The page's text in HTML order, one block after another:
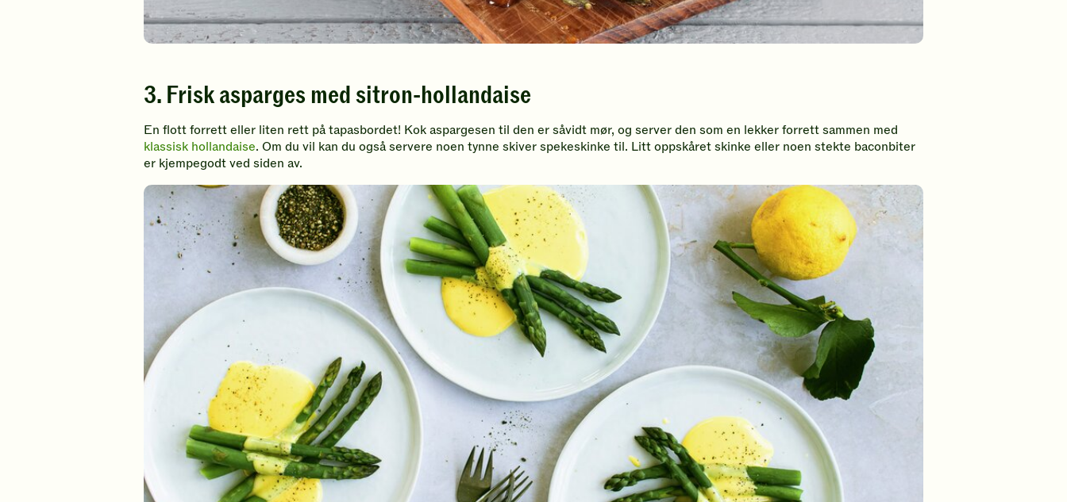
3. Frisk asparges med sitron-hollandaise
En flott forrett eller liten rett på tapasbordet! Kok aspargesen til den er såvidt mør, og server den som en lekker forrett sammen med
klassisk hollandaise. Om du vil kan du også servere noen tynne skiver spekeskinke til. Litt oppskåret skinke eller noen stekte baconbiter
er kjempegodt ved siden av.